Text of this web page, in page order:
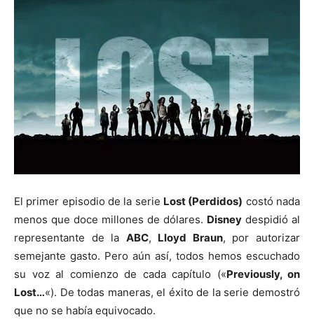
El primer episodio de la serie Lost (Perdidos) costó nada
menos que doce millones de dólares. Disney despidió al
representante de la ABC, Lloyd Braun, por autorizar
semejante gasto. Pero aún así, todos hemos escuchado
su voz al comienzo de cada capítulo («Previously, on
Lost…«). De todas maneras, el éxito de la serie demostró
que no se había equivocado.